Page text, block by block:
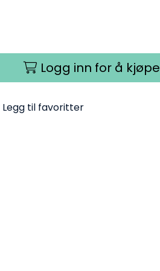
Logg inn for å kjøpe
Legg til favoritter